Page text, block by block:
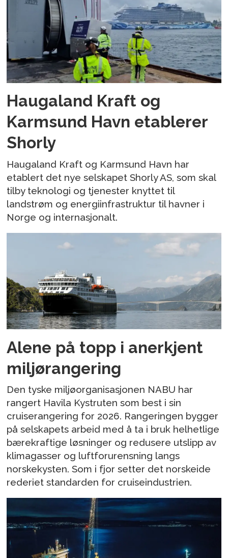
Haugaland Kraft og
Karmsund Havn etablerer
Shorly
Haugaland Kraft og Karmsund Havn har
etablert det nye selskapet Shorly AS, som skal
tilby teknologi og tjenester knyttet til
landstrøm og energiinfrastruktur til havner i
Norge og internasjonalt.
Alene på topp i anerkjent
miljørangering
Den tyske miljøorganisasjonen NABU har
rangert Havila Kystruten som best i sin
cruiserangering for 2026. Rangeringen bygger
på selskapets arbeid med å ta i bruk helhetlige
bærekraftige løsninger og redusere utslipp av
klimagasser og luftforurensning langs
norskekysten. Som i fjor setter det norskeide
rederiet standarden for cruiseindustrien.